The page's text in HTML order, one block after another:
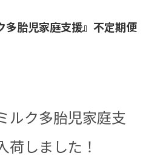
多胎児家庭支援』不定期便
ルク多胎児家庭支
荷しました！